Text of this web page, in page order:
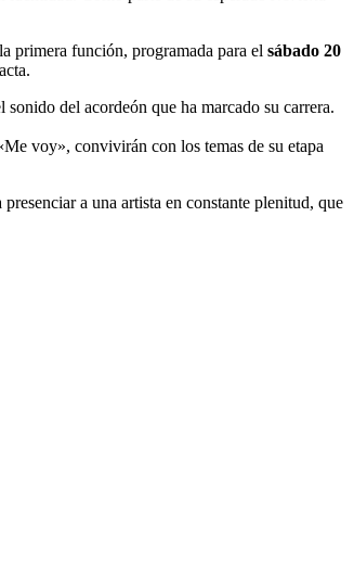
primera función, programada para el sábado 20
del acordeón que ha marcado su carrera.
voy», convivirán con los temas de su etapa
a una artista en constante plenitud, que